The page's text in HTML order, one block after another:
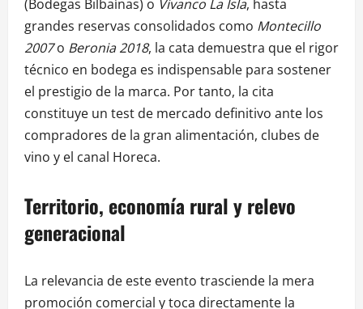
(Bodegas Bilbaínas) o Vivanco La Isla, hasta
grandes reservas consolidados como Montecillo
2007o Beronia 2018, la cata demuestra que el rigor
técnico en bodega es indispensable para sostener
el prestigio de la marca. Por tanto, la cita
constituye un test de mercado definitivo ante los
compradores de la gran alimentación, clubes de
vino y el canal Horeca.
Territorio, economía rural y relevo
generacional
La relevancia de este evento trasciende la mera
promoción comercial y toca directamente la